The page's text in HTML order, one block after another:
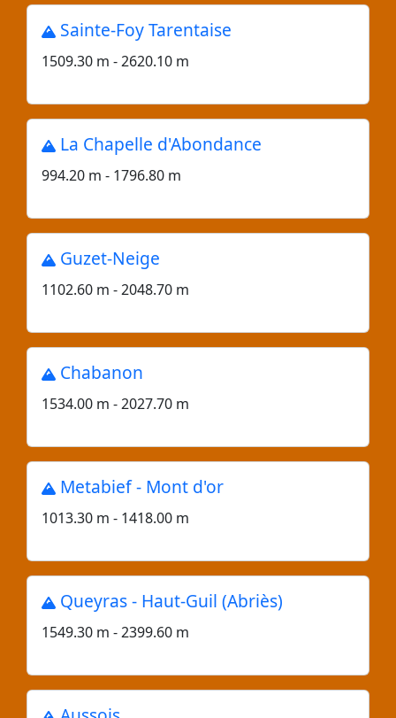
Sainte-Foy Tarentaise
1509.30 m - 2620.10 m
La Chapelle d'Abondance
994.20 m - 1796.80 m
Guzet-Neige
1102.60 m - 2048.70 m
Chabanon
1534.00 m - 2027.70 m
Metabief - Mont d'or
1013.30 m - 1418.00 m
Queyras - Haut-Guil (Abriès)
1549.30 m - 2399.60 m